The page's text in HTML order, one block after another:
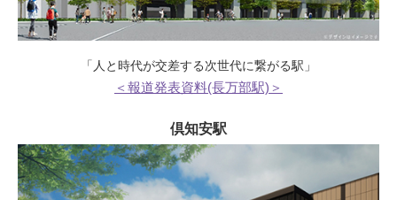
「人と時代が交差する次世代に繋がる駅」
＜報道発表資料(長万部駅)＞
倶知安駅